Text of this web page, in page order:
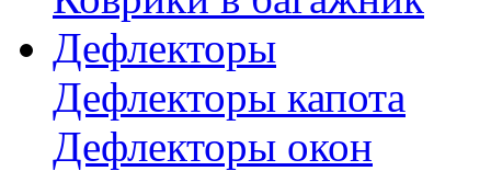
Дефлекторы
Дефлекторы капота
Дефлекторы окон